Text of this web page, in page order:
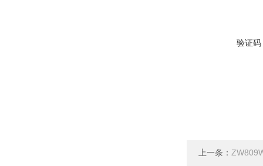
验证码
上一条：